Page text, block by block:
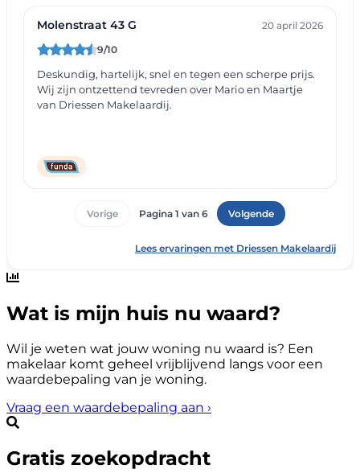
Wat is mijn huis nu waard?
Wil je weten wat jouw woning nu waard is? Een
makelaar komt geheel vrijblijvend langs voor een
waardebepaling van je woning.
Vraag een waardebepaling aan ›
Gratis zoekopdracht